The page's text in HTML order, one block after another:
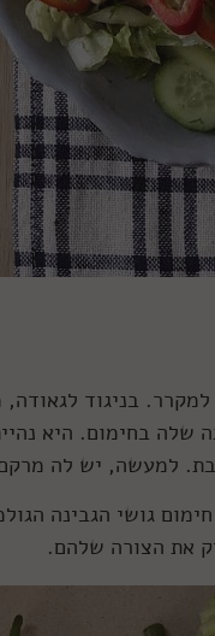
בניגוד
שלה בחימום. היא
למעשה, יש לה מרקם
גושי הגבינה
את הצורה שלהם.